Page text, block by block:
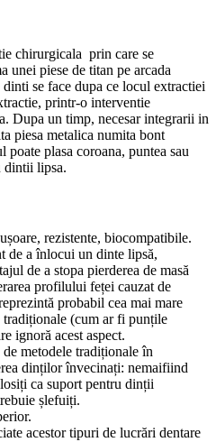
chirurgicala prin care se
unei piese de titan pe arcada
se face dupa ce locul extractiei
printr-o interventie
Dupa un timp, necesar integrarii in
piesa metalica numita bont
poate plasa coroana, puntea sau
dintii lipsa.
rezistente, biocompatibile.
de a înlocui un dinte lipsă,
de a stopa pierderea de masă
profilului feței cauzat de
probabil cea mai mare
tradiționale (cum ar fi punțile
ignoră acest aspect.
metodele tradiționale în
dinților învecinați: nemaifiind
ca suport pentru dinții
șlefuiți.
acestor tipuri de lucrări dentare